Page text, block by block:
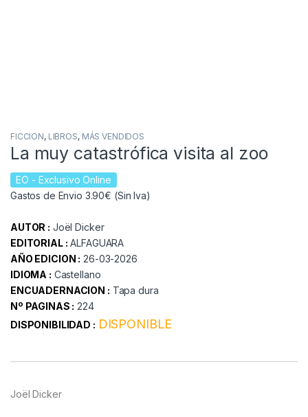
FICCION, LIBROS, MÁS VENDIDOS
La muy catastrófica visita al zoo
EO - Exclusivo Online
Gastos de Envio 3.90€ (Sin Iva)
AUTOR : Joël Dicker
EDITORIAL : ALFAGUARA
AÑO EDICION : 26-03-2026
IDIOMA : Castellano
ENCUADERNACION : Tapa dura
Nº PAGINAS : 224
DISPONIBILIDAD : DISPONIBLE
Joël Dicker